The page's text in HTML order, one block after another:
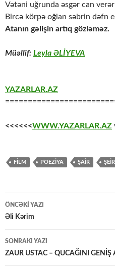
Vətəni uğrunda əsgər can
Bircə körpə oğlan səbrin dəfn
Atanın gəlişin artıq gözləməz.
Müəllif: Leyla ƏLİYEVA
YAZARLAR.AZ
<<<<<<WWW.YAZARLAR.AZ
FİLM POEZİYA ŞAİR ŞEİR
Yazılar
üzrə
naviqasiya
ÖNCƏKI YAZI
Əli Kərim
SONRAKI YAZI
ZAUR USTAC – QUCAĞINI GENİŞ